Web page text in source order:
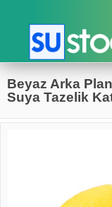
Beyaz Arka
Suya Tazelik